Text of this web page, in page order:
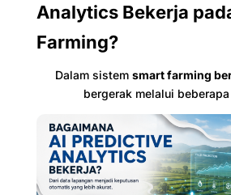
Analytics Bekerja
Farming?
Dalam sistemsmart farming
bergerak melalui